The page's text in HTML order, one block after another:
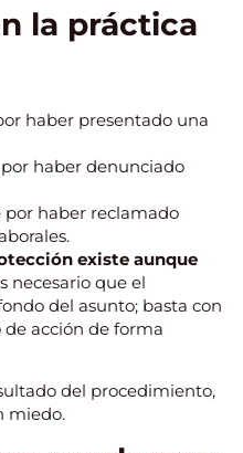
la práctica
haber presentado una
haber denunciado
haber reclamado
existe aunque
necesario que el
del asunto; basta con
acción de forma
del procedimiento,
miedo.